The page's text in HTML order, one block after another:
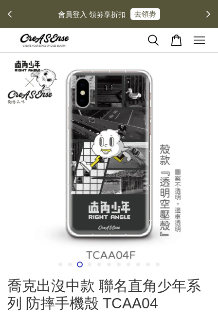
會員登入 領劵享折扣 去領劵
喬克出沒中款 聯名直角少年系
列 防摔手機殼 TCAA04